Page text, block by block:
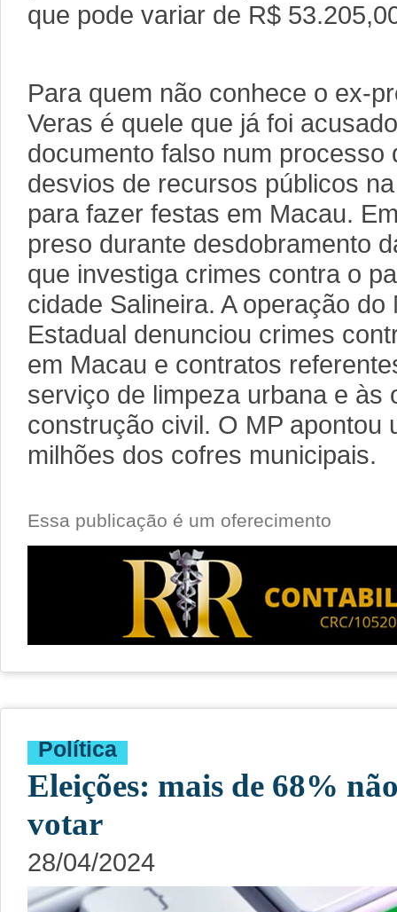
que pode variar de R$
Para quem não conhece o ex-
Veras é quele que já foi
documento falso num processo
desvios de recursos públicos
para fazer festas em Macau.
preso durante desdobramento
que investiga crimes contra o
cidade Salineira. A operação do
Estadual denunciou crimes
em Macau e contratos
serviço de limpeza urbana e às
construção civil. O MP apontou
milhões dos cofres municipais.
Essa publicação é um oferecimento
Política
Eleições: mais de 68%
votar
28/04/2024